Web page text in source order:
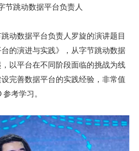
节跳动数据平台负责人
动数据平台负责人罗旋的演讲题目
的演进与实践》，从字节跳动数据
以平台在不同阶段面临的挑战为线
完善数据平台的实践经验，非常值
考学习。